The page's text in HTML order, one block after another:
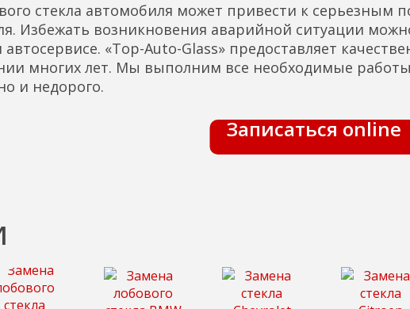
стекла автомобиля может привести к серьезным
Избежать возникновения аварийной ситуации
«Top-Auto-Glass» предоставляет
многих лет. Мы выполним все необходимые
и недорого.
Записаться online